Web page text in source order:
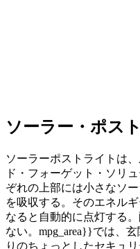
ソーラー・ポス
ソーラーポストライトは
ド・フォーゲット・ソリ
ぞれの上部には小さなソ
を吸収する。そのエネル
なると自動的に点灯する
ない。mpg_area}}では、
りのちょっとしたセキュ